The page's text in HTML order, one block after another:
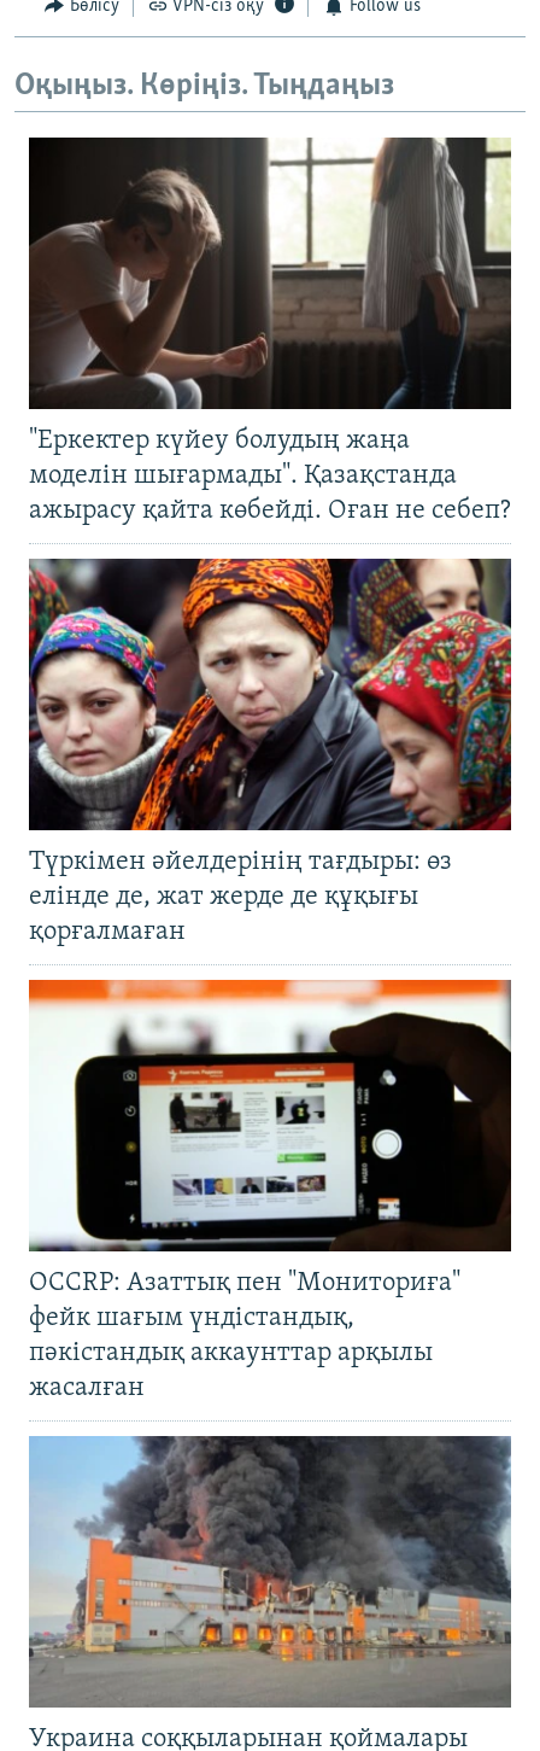
Бөлісу VPN-сіз оқу Follow us
Оқыңыз. Көріңіз. Тыңдаңыз
"Еркектер күйеу болудың жаңа
моделін шығармады". Қазақстанда
ажырасу қайта көбейді. Оған не себеп?
Түркімен әйелдерінің тағдыры: өз
елінде де, жат жерде де құқығы
қорғалмаған
OCCRP: Азаттық пен "Мониториға"
фейк шағым үндістандық,
пәкістандық аккаунттар арқылы
жасалған
Украина соққыларынан қоймалары